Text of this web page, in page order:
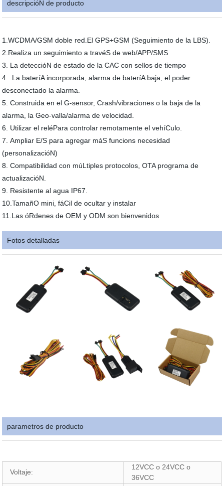
descripcióN de producto
1.WCDMA/GSM doble red.El GPS+GSM (Seguimiento de la LBS).
2.Realiza un seguimiento a travéS de web/APP/SMS
3. La deteccióN de estado de la CAC con sellos de tiempo
4. La bateríA incorporada, alarma de bateríA baja, el poder
desconectado la alarma.
5. Construida en el G-sensor, Crash/vibraciones o la baja de la
alarma, la Geo-valla/alarma de velocidad.
6. Utilizar el reléPara controlar remotamente el vehíCulo.
7. Ampliar E/S para agregar máS funcions necesidad
(personalizacióN)
8. Compatibilidad con múLtiples protocolos, OTA programa de
actualizacióN.
9. Resistente al agua IP67.
10.TamañO mini, fáCil de ocultar y instalar
11.Las óRdenes de OEM y ODM son bienvenidos
Fotos detalladas
parametros de producto
Voltaje:
12VCC o 24VCC o
36VCC